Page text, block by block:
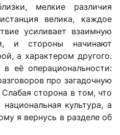
мелкие различия
велика, каждое
усиливает взаимную
и стороны начинают
а характером другого.
её операциональности:
про загадочную
сторона в том, что
культура, а
я вернусь в разделе об